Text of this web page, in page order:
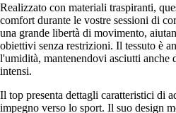
Realizzato con materiali traspiranti,
comfort durante le vostre sessioni di
una grande libertà di movimento,
obiettivi senza restrizioni. Il tessuto è
l'umidità, mantenendovi asciutti anche
intensi.
Il top presenta dettagli caratteristici di
impegno verso lo sport. Il suo design